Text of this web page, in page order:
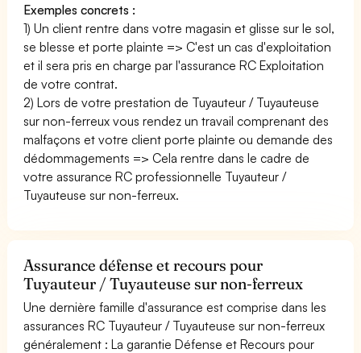
Exemples concrets :
1) Un client rentre dans votre magasin et glisse sur le sol,
se blesse et porte plainte => C'est un cas d'exploitation
et il sera pris en charge par l'assurance RC Exploitation
de votre contrat.
2) Lors de votre prestation de Tuyauteur / Tuyauteuse
sur non-ferreux vous rendez un travail comprenant des
malfaçons et votre client porte plainte ou demande des
dédommagements => Cela rentre dans le cadre de
votre assurance RC professionnelle Tuyauteur /
Tuyauteuse sur non-ferreux.
Assurance défense et recours pour
Tuyauteur / Tuyauteuse sur non-ferreux
Une dernière famille d'assurance est comprise dans les
assurances RC Tuyauteur / Tuyauteuse sur non-ferreux
généralement : La garantie Défense et Recours pour